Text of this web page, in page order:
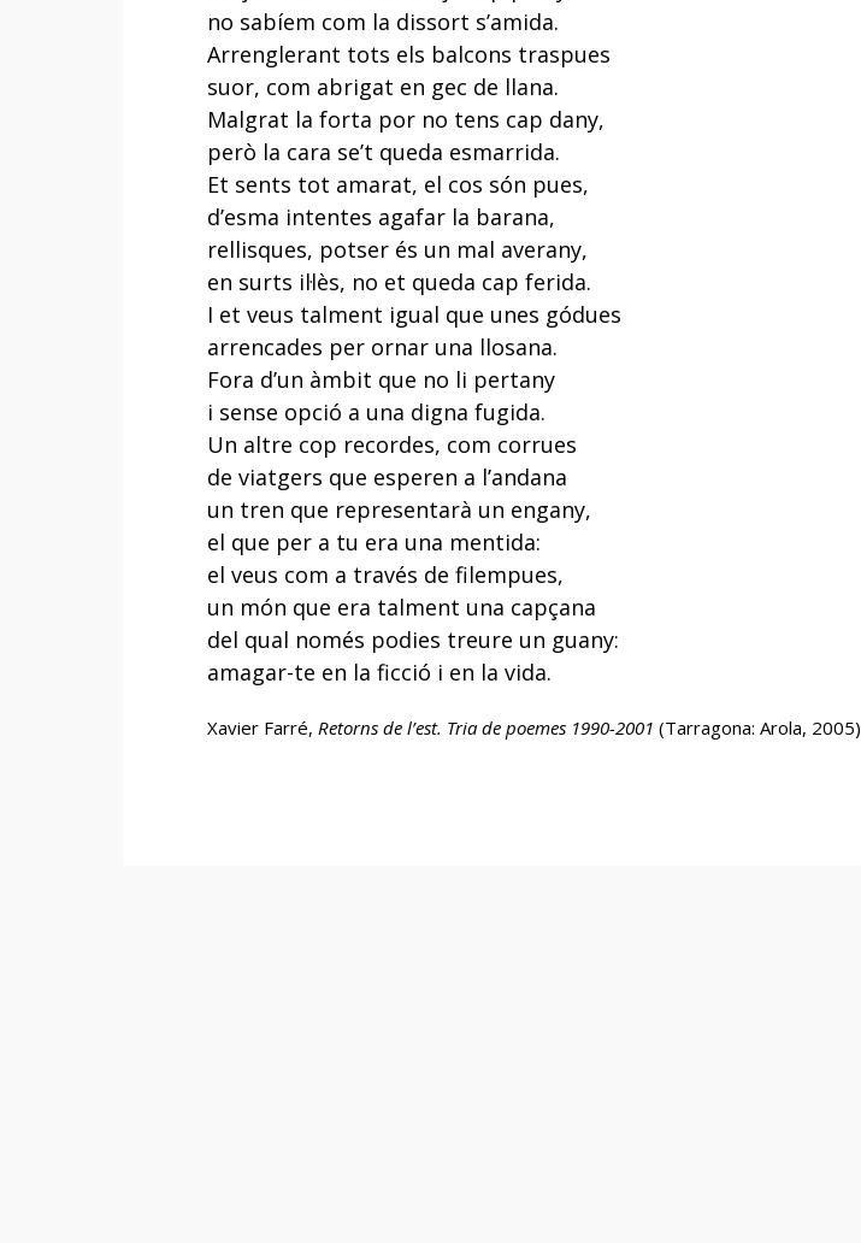
no sabíem com la dissort s’amida.
Arrenglerant tots els balcons traspues
suor, com abrigat en gec de llana.
Malgrat la forta por no tens cap dany,
però la cara se’t queda esmarrida.
Et sents tot amarat, el cos són pues,
d’esma intentes agafar la barana,
rellisques, potser és un mal averany,
en surts il·lès, no et queda cap ferida.
I et veus talment igual que unes gódues
arrencades per ornar una llosana.
Fora d’un àmbit que no li pertany
i sense opció a una digna fugida.
Un altre cop recordes, com corrues
de viatgers que esperen a l’andana
un tren que representarà un engany,
el que per a tu era una mentida:
el veus com a través de filempues,
un món que era talment una capçana
del qual només podies treure un guany:
amagar-te en la ficció i en la vida.
Xavier Farré, Retorns de l’est. Tria de poemes 1990-2001 (Tarragona: Arola, 2005)